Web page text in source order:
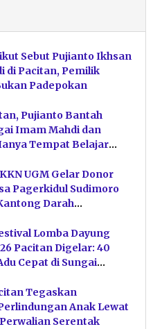
Sebut Pujianto Ikhsan
di Pacitan, Pemilik
Padepokan
Pujianto Bantah
Imam Mahdi dan
Tempat Belajar
UGM Gelar Donor
Pagerkidul Sudimoro
Darah
Lomba Dayung
Pacitan Digelar: 40
Cepat di Sungai
Tegaskan
Anak Lewat
Serentak